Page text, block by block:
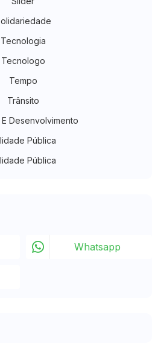
Tecnologia
Tecnologo
Tempo
Trânsito
E Desenvolvimento
Pública
Pública
Whatsapp